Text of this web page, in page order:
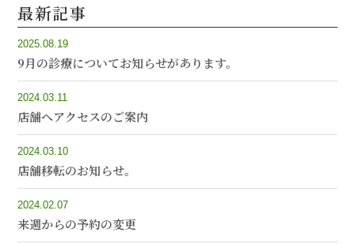
最新記事
2025.08.19
9月の診療についてお知らせがあります。
2024.03.11
店舗へアクセスのご案内
2024.03.10
店舗移転のお知らせ。
2024.02.07
来週からの予約の変更